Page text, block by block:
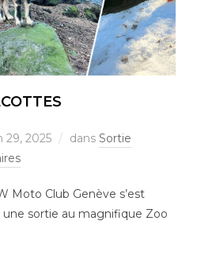
29, 2025 dans Sortie
Moto Club Genève s’est
sortie au magnifique Zoo